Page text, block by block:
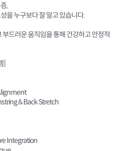
,
을 누구보다 잘 알고 있습니다.
부드러운 움직임을 통해 건강하고 안정적
]
& Back Stretch
Integration